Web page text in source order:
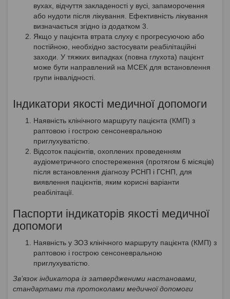
вухах, відчуття закладеності у вусі, запаморочення
або нудоти після лікування. Ефективність лікування
визначається згідно із додатком 3.
Якщо у пацієнта втрата слуху є прогресуючою або
постійною, необхідно застосувати реабілітаційні
заходи. У тяжких випадках (повна глухота) пацієнт
може бути направлений на МСЕК для встановлення
групи інвалідності.
Індикатори якості медичної допомоги
Наявність клінічного маршруту пацієнта (КМП) з
раптовою і гострою сенсоневральною
приглухуватістю.
Відсоток пацієнтів, охоплених проведенням
аудіометричного спостереження (протягом 6 місяців)
після встановлення діагнозу РСНП і ГСНП, для
виявлення пацієнтів, яким корисні варіанти
реабілітації.
Паспорти індикаторів якості медичної
допомоги
Наявність у ЗОЗ клінічного маршруту пацієнта (КМП) з
раптовою і гострою сенсоневральною
приглухуватістю.
Зв’язок індикатора із затвердженими настановами,
стандартами та протоколами медичної допомоги